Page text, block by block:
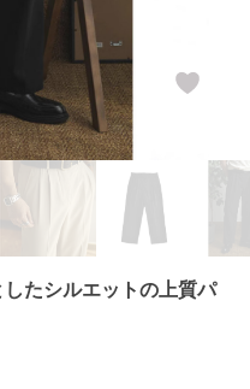
たシルエットの上質パ